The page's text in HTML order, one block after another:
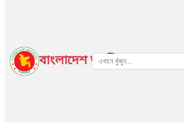
বাংলাদেশ জাতীয় তথ্য বাতায়ন